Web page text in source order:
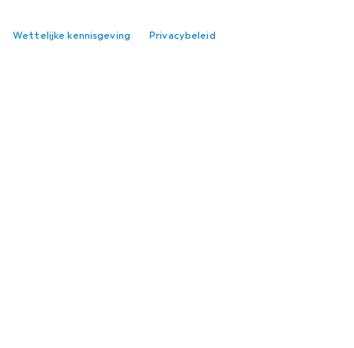
Wettelijke kennisgeving Privacybeleid